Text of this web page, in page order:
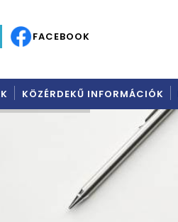
FACEBOOK
KÖZÉRDEKŰ INFORMÁCIÓK